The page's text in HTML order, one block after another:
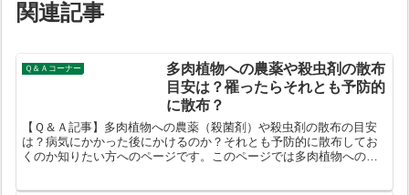
関連記事
Ｑ＆Ａコーナー
多肉植物への農薬や殺虫剤の散布
目安は？罹ったらそれとも予防的
に散布？
【Ｑ＆Ａ記事】多肉植物への農薬（殺菌剤）や殺虫剤の散布の目安
は？病気にかかった後にかけるのか？それとも予防的に散布してお
くのか知りたい方へのページです。このページでは多肉植物への農